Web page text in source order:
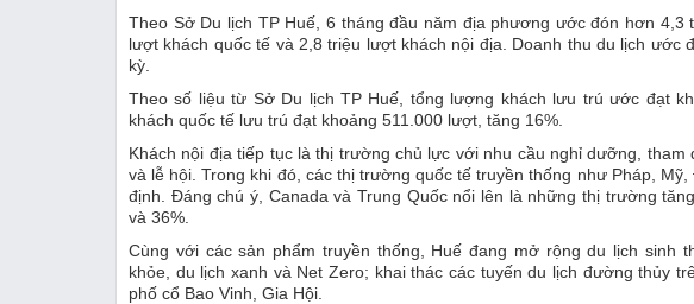
Theo Sở Du lịch TP Huế, 6 tháng đầu năm địa phương ước đón hơn 4,3
lượt khách quốc tế và 2,8 triệu lượt khách nội địa. Doanh thu du lịch ước
kỳ.
Theo số liệu từ Sở Du lịch TP Huế, tổng lượng khách lưu trú ước đạt
khách quốc tế lưu trú đạt khoảng 511.000 lượt, tăng 16%.
Khách nội địa tiếp tục là thị trường chủ lực với nhu cầu nghỉ dưỡng,
và lễ hội. Trong khi đó, các thị trường quốc tế truyền thống như Pháp,
định. Đáng chú ý, Canada và Trung Quốc nổi lên là những thị trường
và 36%.
Cùng với các sản phẩm truyền thống, Huế đang mở rộng du lịch sinh
khỏe, du lịch xanh và Net Zero; khai thác các tuyến du lịch đường thủy
phố cổ Bao Vinh, Gia Hội.